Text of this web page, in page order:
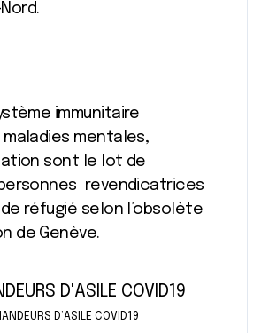
immunitaire
mentales,
sont le lot de
revendicatrices
réfugié selon l’obsolète
de Genève.
D’ASILE COVID19